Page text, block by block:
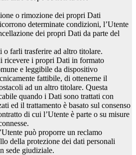
o rimozione dei propri Dati
determinate condizioni, l’Utente
dei propri Dati da parte del
o farli trasferire ad altro titolare.
ricevere i propri Dati in formato
e leggibile da dispositivo
fattibile, di ottenerne il
ad un altro titolare. Questa
quando i Dati sono trattati con
ed il trattamento è basato sul consenso
di cui l’Utente è parte o su misure
può proporre un reclamo
della protezione dei dati personali
sede giudiziale.